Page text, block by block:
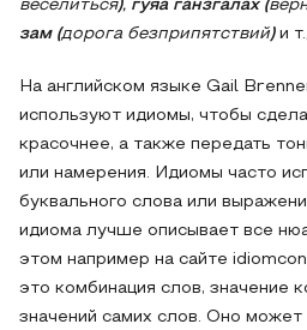
веселиться), гуяа ганзгалах (
зам (дорога безприпятствий)и
На английском языке Gail
используют идиомы, чтобы
красочнее, а также передать
или намерения. Идиомы часто
буквального слова или
идиома лучше описывает все
этом например на сайте
это комбинация слов, значение
значений самих слов. Оно может